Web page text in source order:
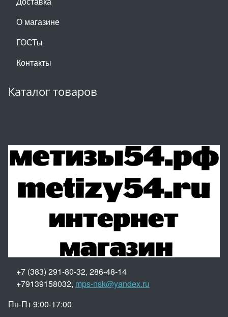
О магазине
ГОСТы
Контакты
Каталог товаров
+7 (383) 291-80-32, 286-48-14
+79139158032, mps-nsk@yandex.ru
Пн-Пт 9:00-17:00